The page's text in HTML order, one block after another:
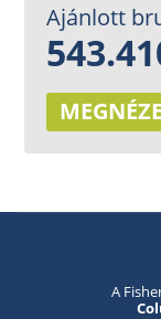
Ajánlott
A